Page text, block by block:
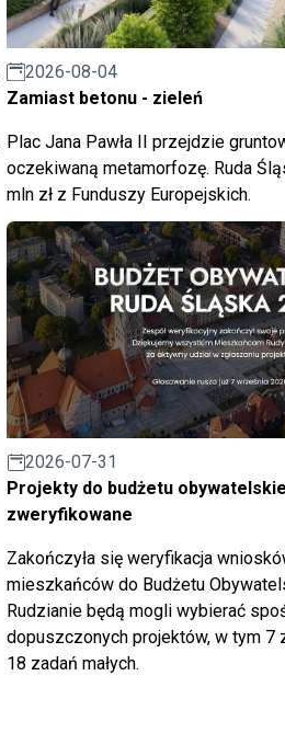
2026-08-04
Zamiast betonu - zieleń
Plac Jana Pawła II przejdzie
oczekiwaną metamorfozę. Ruda
mln zł z Funduszy Europejskich.
2026-07-31
Projekty do budżetu
zweryfikowane
Zakończyła się weryfikacja
mieszkańców do Budżetu
Rudzianie będą mogli wybierać
dopuszczonych projektów, w tym 7
18 zadań małych.